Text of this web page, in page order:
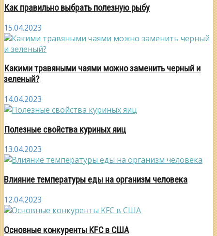
Как правильно выбрать полезную рыбу
15.04.2023
Какими травяными чаями можно заменить черный и
зеленый?
14.04.2023
Полезные свойства куриных яиц
13.04.2023
Влияние температуры еды на организм человека
12.04.2023
Основные конкуренты KFC в США